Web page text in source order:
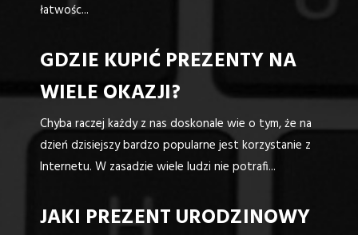
łatwośc...
GDZIE KUPIĆ PREZENTY NA
WIELE OKAZJI?
Chyba raczej każdy z nas doskonale wie o tym, że na
dzień dzisiejszy bardzo popularne jest korzystanie z
Internetu. W zasadzie wiele ludzi nie potrafi...
JAKI PREZENT URODZINOWY